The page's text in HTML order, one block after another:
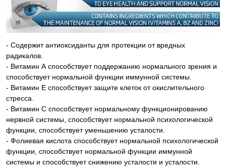
- Содержит антиоксиданты для протекции от вредных
радикалов.
- Витамин А способствует поддержанию нормального зрения и
способствует нормальной функции иммунной системы.
- Витамин Е способствует защите клеток от окислительного
стресса.
- Витамин С способствует нормальному функционированию
нервной системы, способствует нормальной психологической
функции, способствует уменьшению усталости.
- Фолиевая кислота способствует нормальной психологической
функции, способствует нормальной функции иммунной
системы и способствует снижению усталости и усталости.